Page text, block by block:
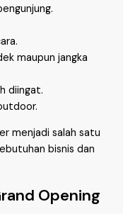
maupun jangka
diingat.
menjadi salah satu
bisnis dan
Opening